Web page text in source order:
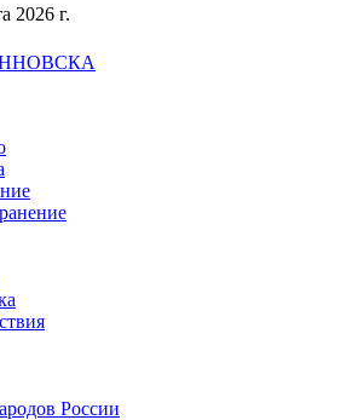
2026 г.
России